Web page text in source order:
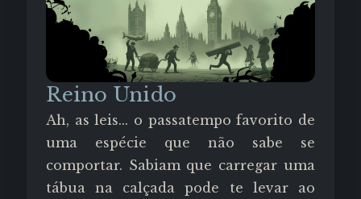
Reino Unido
Ah, as leis... o passatempo favorito de
uma espécie que não sabe se
comportar. Sabiam que carregar uma
tábua na calçada pode te levar ao